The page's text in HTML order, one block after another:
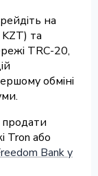
на
та
TRC-20,
обміні
Tron або
Bank у